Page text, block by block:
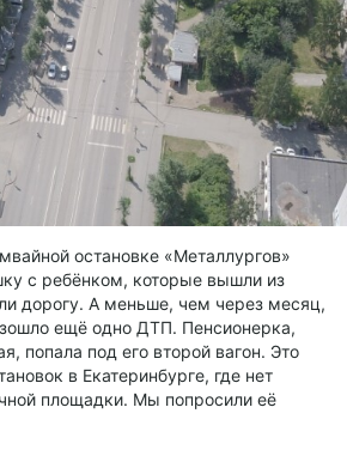
остановке «Металлургов»
с ребёнком, которые вышли из
дорогу. А меньше, чем через месяц,
ещё одно ДТП. Пенсионерка,
попала под его второй вагон. Это
в Екатеринбурге, где нет
площадки. Мы попросили её